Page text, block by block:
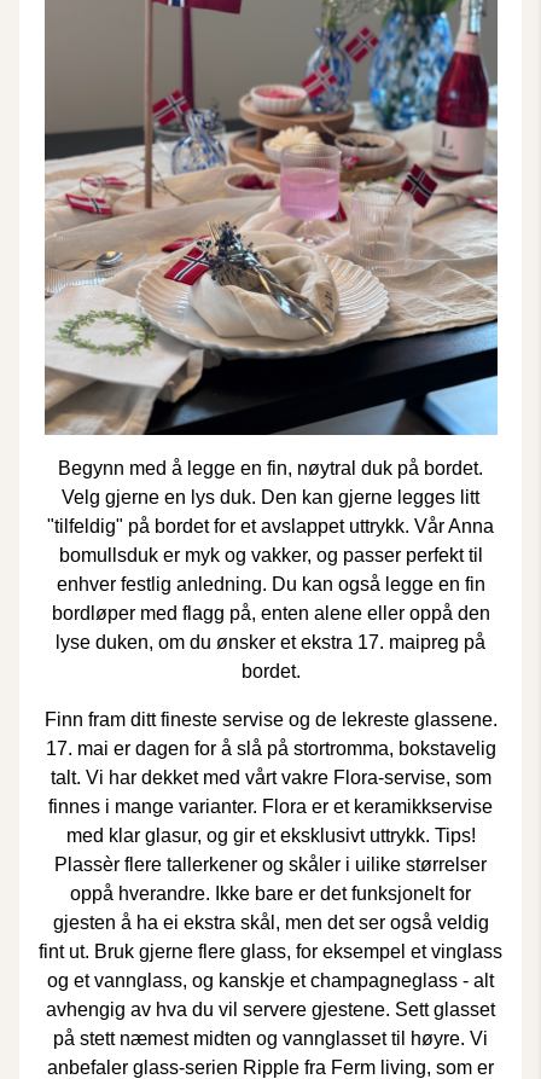
Begynn med å legge en fin, nøytral duk på bordet.
Velg gjerne en lys duk. Den kan gjerne legges litt
"tilfeldig" på bordet for et avslappet uttrykk. VårAnna
bomullsduker myk og vakker, og passer perfekt til
enhver festlig anledning. Du kan også legge en fin
bordløper med flagg på, enten alene eller oppå den
lyse duken, om du ønsker et ekstra 17. maipreg på
bordet.
Finn fram ditt fineste servise og de lekreste glassene.
17. mai er dagen for å slå på stortromma, bokstavelig
talt. Vi har dekket med vårt vakre Flora-servise, som
finnes i mange varianter. Flora er et keramikkservise
med klar glasur, og gir et eksklusivt uttrykk. Tips!
Plassèr flere tallerkener og skåler i uilike størrelser
oppå hverandre. Ikke bare er det funksjonelt for
gjesten å ha ei ekstra skål, men det ser også veldig
fint ut. Bruk gjerne flere glass, for eksempel et vinglass
og et vannglass, og kanskje et champagneglass - alt
avhengig av hva du vil servere gjestene. Sett glasset
på stett næmest midten og vannglasset til høyre. Vi
anbefaler glass-serien Ripple fra Ferm living, som er